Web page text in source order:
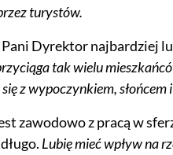
turystów.
Dyrektor najbardziej
tak wielu
z wypoczynkiem, słońcem
zawodowo z pracą w
Lubię mieć wpływ na